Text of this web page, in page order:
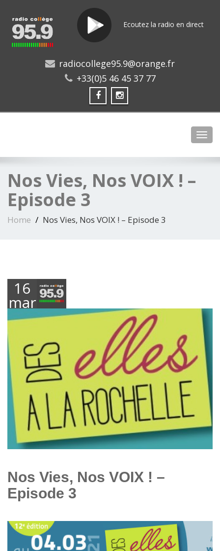
Ecoutez la radio en direct
radiocollege95.9@orange.fr
+33(0)5 46 45 37 77
Nos Vies, Nos VOIX ! –
Episode 3
Home Nos Vies, Nos VOIX ! – Episode 3
16
mars
2021
Nos Vies, Nos VOIX ! –
Episode 3